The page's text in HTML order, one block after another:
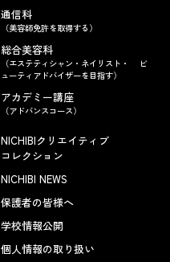
通信科
（美容師免許を取得する）
総合美容科
（エステティシャン・ネイリスト・ ビ
ューティアドバイザーを目指す）
アカデミー講座
（アドバンスコース）
NICHIBIクリエイティブ
コレクション
NICHIBI NEWS
保護者の皆様へ
学校情報公開
個人情報の取り扱い